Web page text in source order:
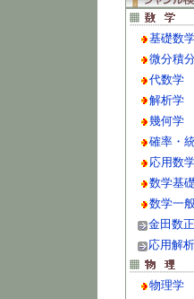
基礎数
微分積
代数学
解析学
幾何学
確率・
応用数
数学基
数学一
金田数
応用解
物理学